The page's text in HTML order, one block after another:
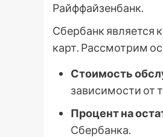
Райффайзенбанк.
Сбербанк является
карт. Рассмотрим
Стоимость
зависимости от
Процент на
Сбербанка.